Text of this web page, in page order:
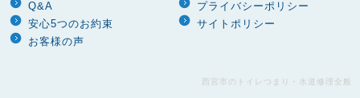
Q&A
安心5つのお約束
お客様の声
プライバシーポリシー
サイトポリシー
西宮市のトイレつまり・水道修理全般